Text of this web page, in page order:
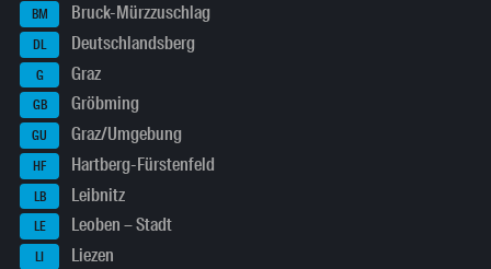
BM Bruck-Mürzzuschlag
DL Deutschlandsberg
G Graz
GB Gröbming
GU Graz/Umgebung
HF Hartberg-Fürstenfeld
LB Leibnitz
LE Leoben – Stadt
LI Liezen